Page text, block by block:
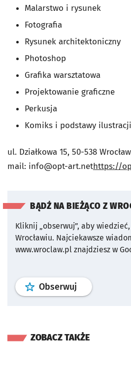
Malarstwo i rysunek
Fotografia
Rysunek architektoniczny
Photoshop
Grafika warsztatowa
Projektowanie graficzne
Perkusja
Komiks i podstawy ilustracji
ul. Działkowa 15, 50-538
mail: info@opt-art.nethttps://
BĄDŹ NA BIEŻĄCO Z
Kliknij „obserwuj”, aby
Wrocławiu. Najciekawsze
www.wroclaw.pl znajdziesz w
Obserwuj profil
ZOBACZ TAKŻE